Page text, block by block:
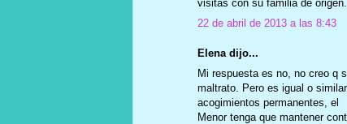
visitas con su familia de origen.
22 de abril de 2013 a las 8:43
Elena dijo...
Mi respuesta es no, no creo q
maltrato. Pero es igual o
acogimientos permanentes, el
Menor tenga que mantener